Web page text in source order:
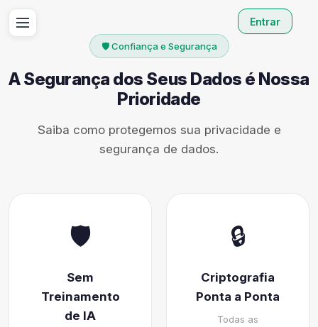
🛡️ Confiança e Segurança
A Segurança dos Seus Dados é Nossa
Prioridade
Saiba como protegemos sua privacidade e
segurança de dados.
🛡️
Sem
Treinamento
de IA
🔒
Criptografia
Ponta a Ponta
Todas as
Entrar